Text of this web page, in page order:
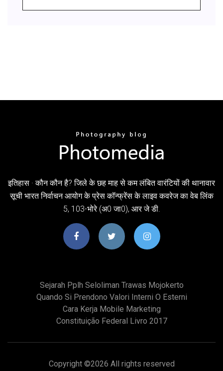
इतिहास · कौन कौन है? जिले के छह माह से कम लंबित वारंटियों की थानावार
सूची भारत निर्वाचन आयोग के प्रेस कॉन्फ्रेंस के लाइव कवरेज का वेब लिंक
5, 103-भोरे (अ0 जा0), आर जे डी.
Sejarah Pplh Seloliman Trawas Mojokerto
Quando Si Prendono Valori Interni O Esterni
Cara Kerja Mobile Marketing
Constituição Federal Livro 2017
Copyright ©2026 All rights reserved